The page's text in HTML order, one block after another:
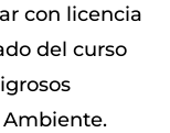
con licencia
del curso